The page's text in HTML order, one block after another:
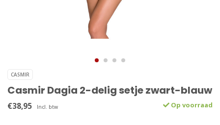
CASMIR
Casmir Dagia 2-delig setje zwart-blauw
€38,95 Incl. btw Op voorraad